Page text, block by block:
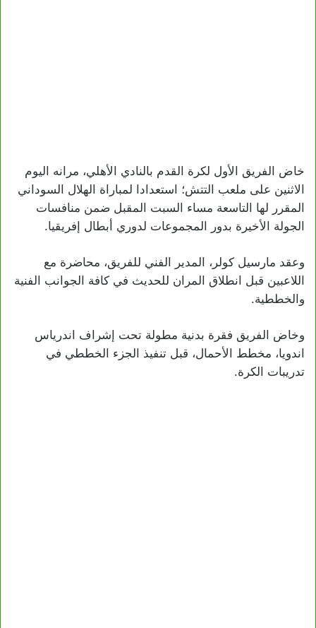
خاض الفريق الأول لكرة القدم بالنادي الأهلي، مرانه اليوم
الاثنين على ملعب التتش؛ استعدادا لمباراة الهلال السوداني
المقرر لها التاسعة مساء السبت المقبل ضمن منافسات
الجولة الأخيرة بدور المجموعات لدوري أبطال إفريقيا.
وعقد مارسيل كولر، المدير الفني للفريق، محاضرة مع
اللاعبين قبل انطلاق المران للحديث في كافة الجوانب الفنية
والخططية.
وخاض الفريق فقرة بدنية مطولة تحت إشراف اندرياس
اندويا، مخطط الأحمال، قبل تنفيذ الجزء الخططي في
تدريبات الكرة.